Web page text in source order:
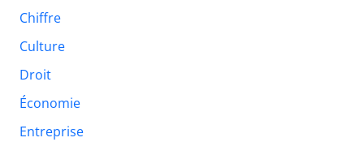
Chiffre
Culture
Droit
Économie
Entreprise